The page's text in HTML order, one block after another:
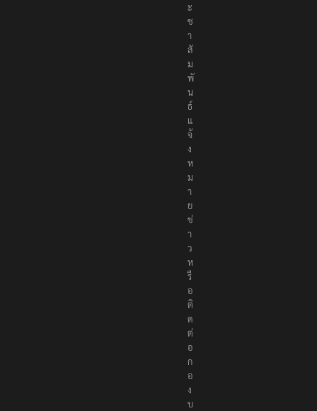
ะ
ช
า
สั
ม
พั
น
ธ์
แ
จ้
ง
ห
ม
า
ย
ข่
า
ว
ห
รื
อ
ติ
ด
ต่
อ
ก
อ
ง
บ